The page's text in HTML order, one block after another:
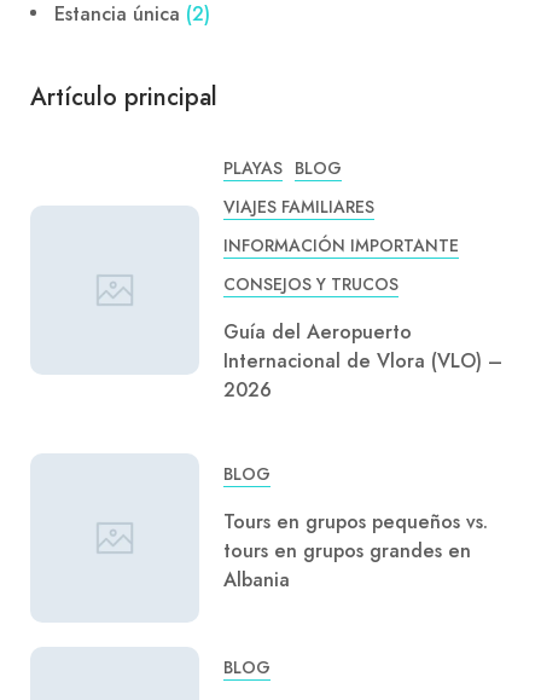
Estancia única (2)
Artículo principal
PLAYAS BLOG
VIAJES FAMILIARES
INFORMACIÓN IMPORTANTE
CONSEJOS Y TRUCOS
Guía del Aeropuerto
Internacional de Vlora (VLO) –
2026
BLOG
Tours en grupos pequeños vs.
tours en grupos grandes en
Albania
BLOG